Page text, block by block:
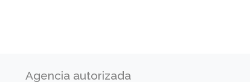
Agencia autorizada